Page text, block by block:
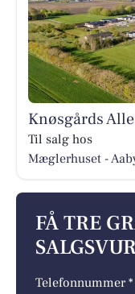
Knøsgårds
Til salg hos
Mæglerhuset -
FÅ TRE
Telefonnummer *